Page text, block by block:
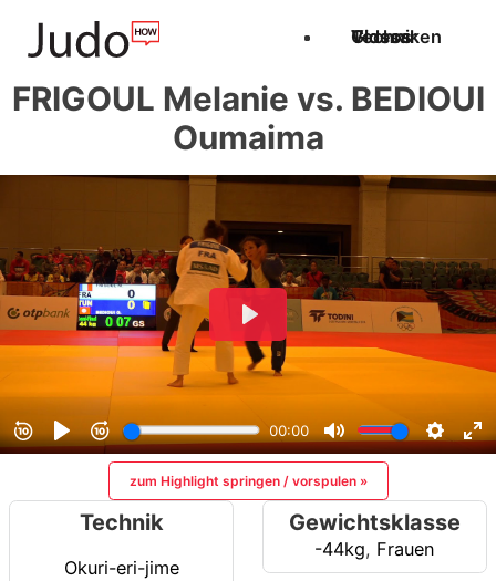
Techniken
Videos
Glossar
FRIGOUL Melanie vs. BEDIOUI
Oumaima
zum Highlight springen / vorspulen »
Technik
Okuri-eri-jime
Gewichtsklasse
-44kg, Frauen